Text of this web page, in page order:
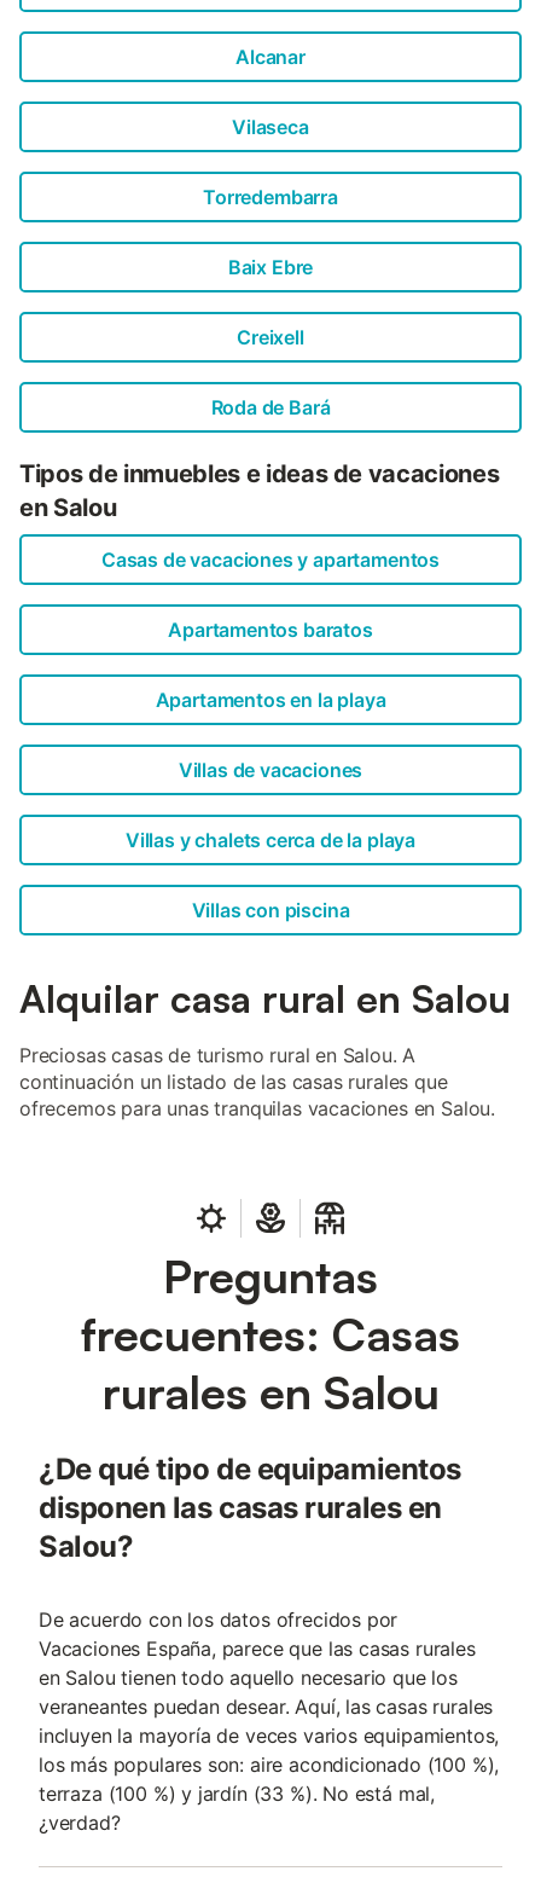
Alcanar
Vilaseca
Torredembarra
Baix Ebre
Creixell
Roda de Bará
Tipos de inmuebles e ideas de vacaciones
en Salou
Casas de vacaciones y apartamentos
Apartamentos baratos
Apartamentos en la playa
Villas de vacaciones
Villas y chalets cerca de la playa
Villas con piscina
Alquilar casa rural en Salou
Preciosas casas de turismo rural en Salou. A
continuación un listado de las casas rurales que
ofrecemos para unas tranquilas vacaciones en Salou.
Preguntas
frecuentes: Casas
rurales en Salou
¿De qué tipo de equipamientos
disponen las casas rurales en
Salou?
De acuerdo con los datos ofrecidos por
Vacaciones España, parece que las casas rurales
en Salou tienen todo aquello necesario que los
veraneantes puedan desear. Aquí, las casas rurales
incluyen la mayoría de veces varios equipamientos,
los más populares son: aire acondicionado (100 %),
terraza (100 %) y jardín (33 %). No está mal,
¿verdad?